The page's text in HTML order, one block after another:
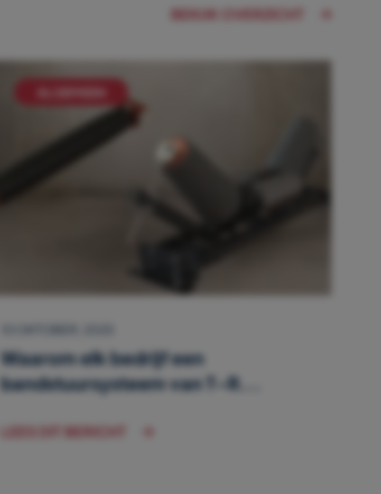
BEKIJK OVERZICHT
Waarom elk bedrijf een
bandstuursysteem van T-R...
LEES DIT BERICHT